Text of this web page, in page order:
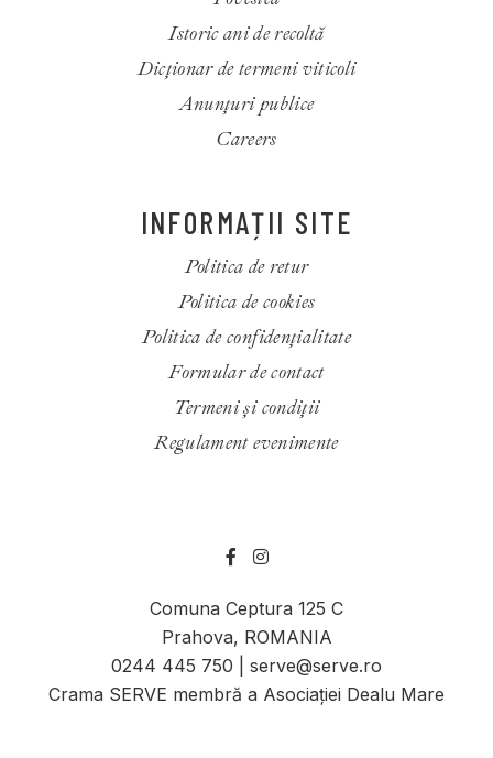
Istoric ani de recoltă
Dicționar de termeni viticoli
Anunțuri publice
Careers
Comuna Ceptura 125 C
Prahova, ROMANIA
0244 445 750 | serve@serve.ro
Crama SERVE membră a Asociației Dealu Mare
INFORMAȚII SITE
Politica de retur
Politica de cookies
Politica de confidenţialitate
Formular de contact
Termeni și condiții
Regulament evenimente